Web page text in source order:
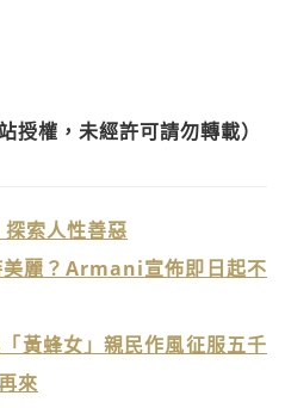
授權，未經許可請勿轉載）
索人性善惡
麗？Armani宣佈即日起不
黃蜂女」親民作風征服五千
來